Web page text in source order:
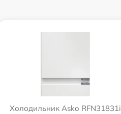
Холодильник Asko RFN31831i